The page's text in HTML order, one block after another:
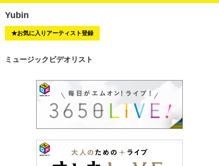
Yubin
★お気に入りアーティスト登録
ミュージックビデオリスト